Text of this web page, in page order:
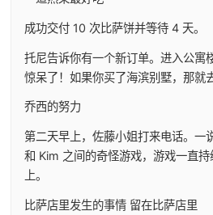
成功交付 10 次比萨饼并等待 4 天。
托尼告诉你有一个新订单。进入公寓
惊呆了！如果你买了海滨别墅，那就
乔西的努力
第二天早上，佐藤小姐打来电话。
和 Kim 之间的奇怪游戏，游戏一直
上。
比萨店里发生的事情 留在比萨店里